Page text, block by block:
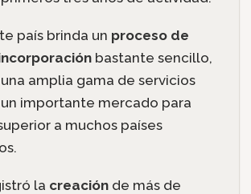
país brinda un proceso de
bastante sencillo,
amplia gama de servicios
importante mercado para
a muchos países
la creación de más de